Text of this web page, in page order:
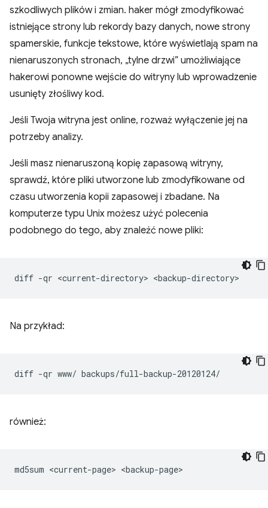
szkodliwych plików i zmian. haker mógł zmodyfikować
istniejące strony lub rekordy bazy danych, nowe strony
spamerskie, funkcje tekstowe, które wyświetlają spam na
nienaruszonych stronach, „tylne drzwi” umożliwiające
hakerowi ponowne wejście do witryny lub wprowadzenie
usunięty złośliwy kod.
Jeśli Twoja witryna jest online, rozważ wyłączenie jej na
potrzeby analizy.
Jeśli masz nienaruszoną kopię zapasową witryny,
sprawdź, które pliki utworzone lub zmodyfikowane od
czasu utworzenia kopii zapasowej i zbadane. Na
komputerze typu Unix możesz użyć polecenia
podobnego do tego, aby znaleźć nowe pliki:
diff -qr <current-directory>
Na przykład:
diff -qr www/
również:
md5sum <current-page>